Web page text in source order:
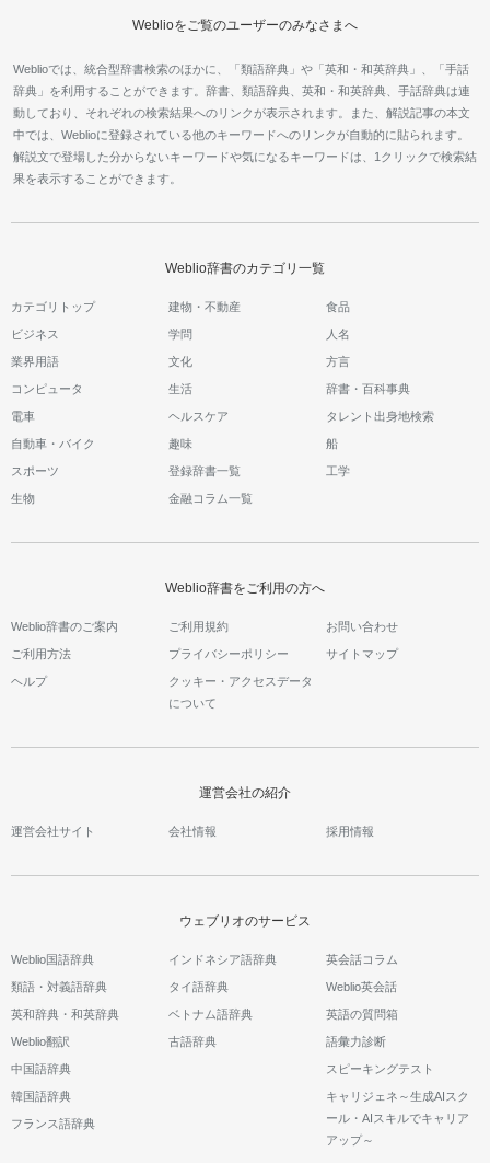
Weblioをご覧のユーザーのみなさまへ
Weblioでは、統合型辞書検索のほかに、「類語辞典」や「英和・和英辞典」、「手話
辞典」を利用することができます。辞書、類語辞典、英和・和英辞典、手話辞典は連
動しており、それぞれの検索結果へのリンクが表示されます。また、解説記事の本文
中では、Weblioに登録されている他のキーワードへのリンクが自動的に貼られます。
解説文で登場した分からないキーワードや気になるキーワードは、1クリックで検索結
果を表示することができます。
Weblio辞書のカテゴリ一覧
カテゴリトップ 建物・不動産 食品
ビジネス 学問 人名
業界用語 文化 方言
コンピュータ 生活 辞書・百科事典
電車 ヘルスケア タレント出身地検索
自動車・バイク 趣味 船
スポーツ 登録辞書一覧 工学
生物 金融コラム一覧
Weblio辞書をご利用の方へ
Weblio辞書のご案内 ご利用規約 お問い合わせ
ご利用方法 プライバシーポリシー サイトマップ
ヘルプ
クッキー・アクセスデータ
について
運営会社の紹介
運営会社サイト 会社情報 採用情報
ウェブリオのサービス
Weblio国語辞典
類語・対義語辞典
英和辞典・和英辞典
Weblio翻訳
中国語辞典
韓国語辞典
フランス語辞典
インドネシア語辞典
タイ語辞典
ベトナム語辞典
古語辞典
英会話コラム
Weblio英会話
英語の質問箱
語彙力診断
スピーキングテスト
キャリジェネ～生成AIスク
ール・AIスキルでキャリア
アップ～